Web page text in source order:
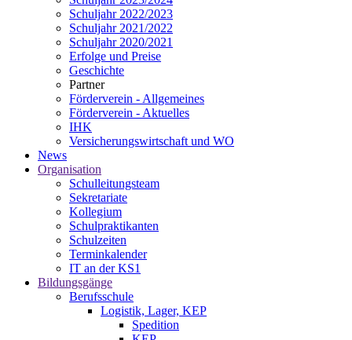
Schuljahr 2022/2023
Schuljahr 2021/2022
Schuljahr 2020/2021
Erfolge und Preise
Geschichte
Partner
Förderverein - Allgemeines
Förderverein - Aktuelles
IHK
Versicherungswirtschaft und WO
News
Organisation
Schulleitungsteam
Sekretariate
Kollegium
Schulpraktikanten
Schulzeiten
Terminkalender
IT an der KS1
Bildungsgänge
Berufsschule
Logistik, Lager, KEP
Spedition